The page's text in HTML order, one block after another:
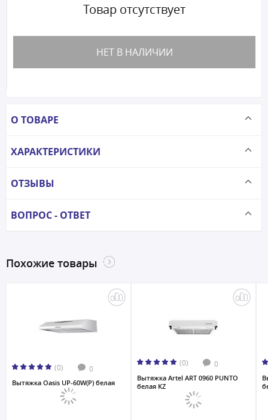
Товар отсутствует
НЕТ В НАЛИЧИИ
О ТОВАРЕ
ХАРАКТЕРИСТИКИ
ОТЗЫВЫ
ВОПРОС - ОТВЕТ
Похожие товары
(0) 0
Вытяжка Oasis UP-60W(P) белая
(0) 0
Вытяжка Artel ART 0960 PUNTO
белая KZ